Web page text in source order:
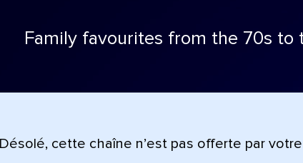
Family favourites from the 70s to
Désolé, cette chaîne n’est pas offerte par